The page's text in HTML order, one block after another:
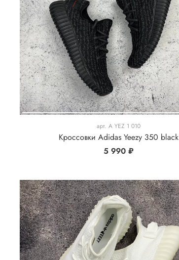
арт. A YEZ 1 010
Кроссовки Adidas Yeezy 350 black
5 990 ₽